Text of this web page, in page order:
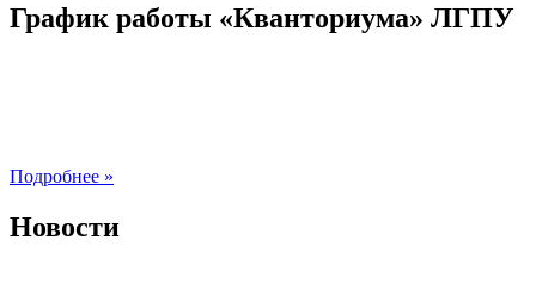
График работы «Кванториума» ЛГПУ
Подробнее »
Новости